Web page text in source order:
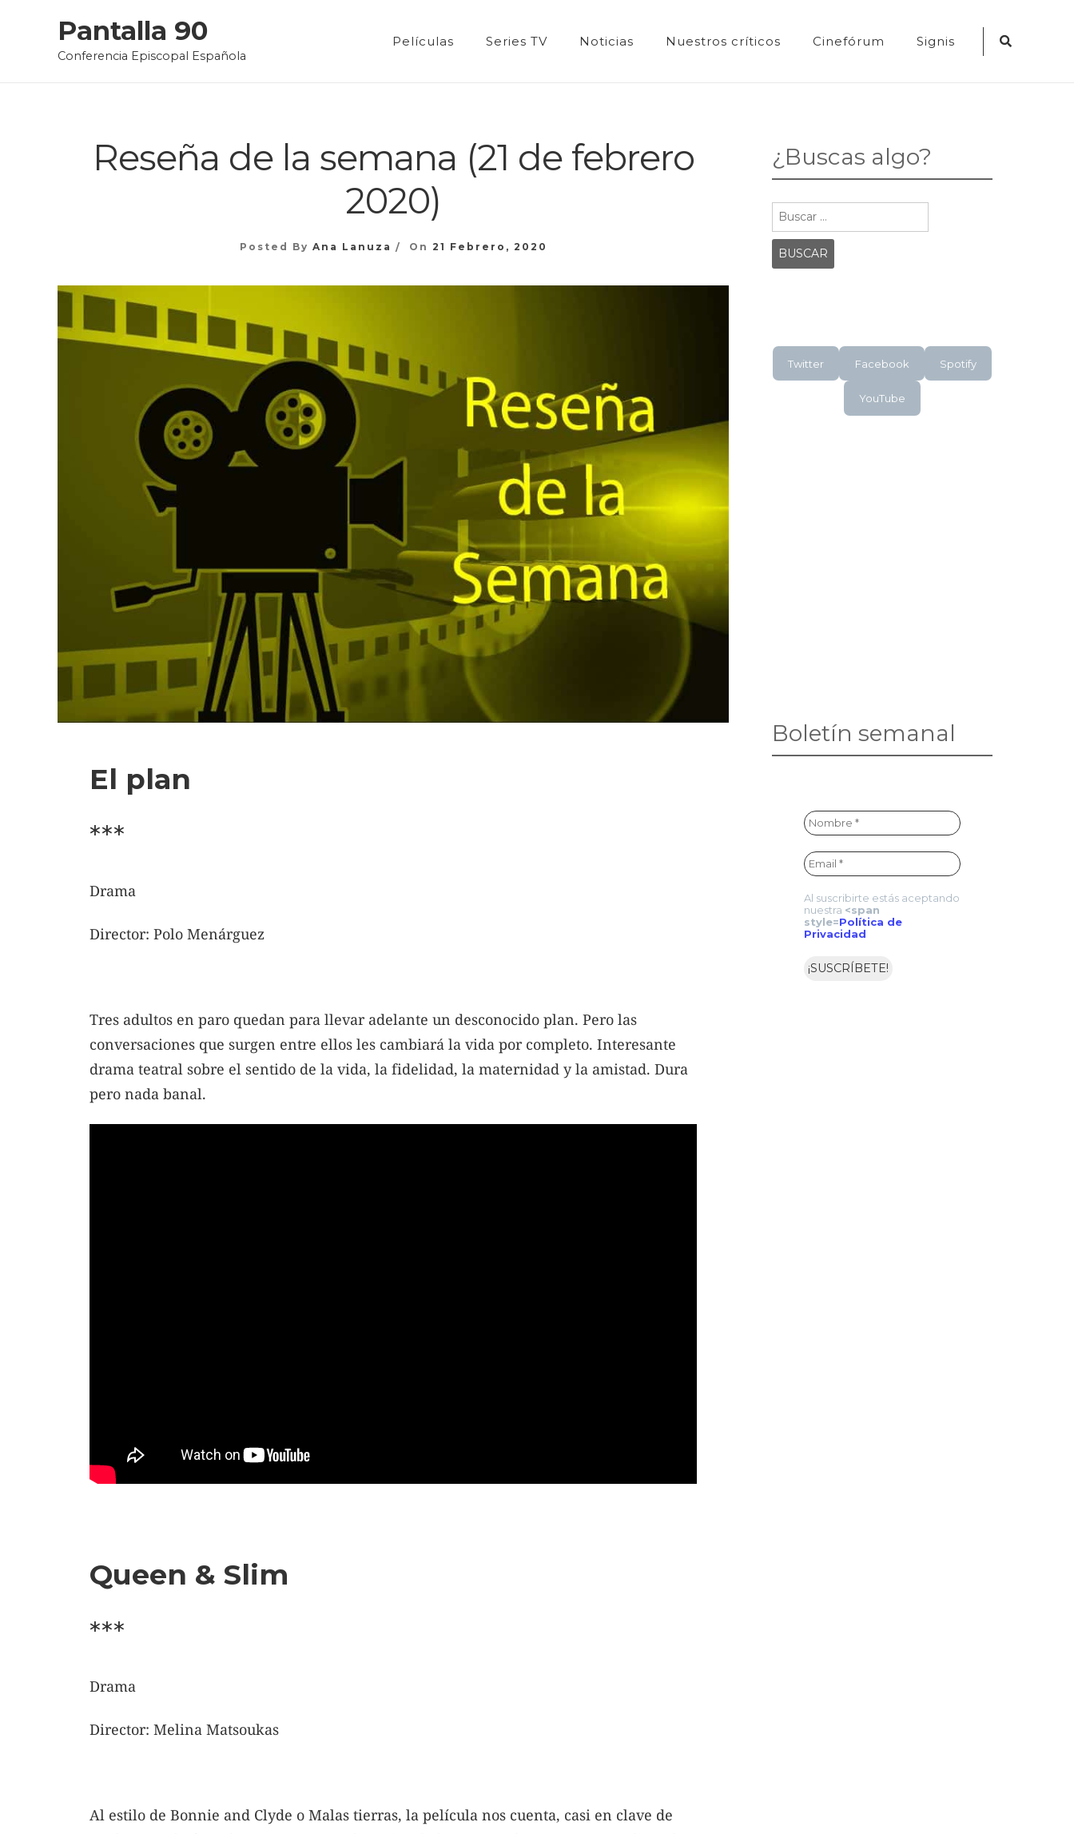
Pantalla 90
Conferencia Episcopal Española
Películas Series TV Noticias Nuestros críticos Cinefórum Signis
Search
Reseña de la semana (21 de febrero
2020)
Posted By Ana Lanuza On 21 Febrero, 2020
El plan
***
Drama
Director: Polo Menárguez
Tres adultos en paro quedan para llevar adelante un desconocido plan. Pero las
conversaciones que surgen entre ellos les cambiará la vida por completo. Interesante
drama teatral sobre el sentido de la vida, la fidelidad, la maternidad y la amistad. Dura
pero nada banal.
Queen & Slim
***
Drama
Director: Melina Matsoukas
Al estilo de Bonnie and Clyde o Malas tierras, la película nos cuenta, casi en clave de
¿Buscas algo?
Twitter Facebook Spotify
YouTube
Boletín semanal
Al suscribirte estás aceptando
nuestra <span
style=Política de
Privacidad